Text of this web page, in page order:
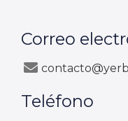
Correo
Teléfono